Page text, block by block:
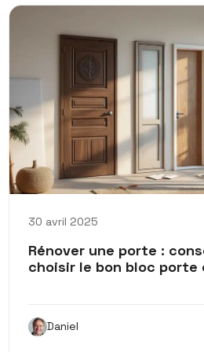
30 avril 2025
Rénover une porte :
choisir le bon bloc porte
Daniel